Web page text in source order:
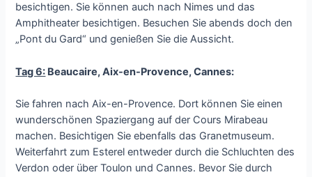
besichtigen. Sie können auch nach Nimes und das
Amphitheater besichtigen. Besuchen Sie abends doch den
„Pont du Gard“ und genießen Sie die Aussicht.
Tag 6: Beaucaire, Aix-en-Provence, Cannes:
Sie fahren nach Aix-en-Provence. Dort können Sie einen
wunderschönen Spaziergang auf der Cours Mirabeau
machen. Besichtigen Sie ebenfalls das Granetmuseum.
Weiterfahrt zum Esterel entweder durch die Schluchten des
Verdon oder über Toulon und Cannes. Bevor Sie durch